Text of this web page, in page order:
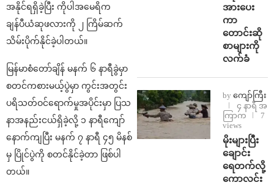
အနိုင်ရရှိခဲ့ပြီး ကိုပါအမေရိက
ချန်ပီယံဆုဖလားကို ၂ ကြိမ်ဆက်
သိမ်းပိုက်နိုင်ခဲ့ပါတယ်။
မြန်မာစံတော်ချိန် မနက် ၆ နာရီခွဲမှာ
စတင်ကစားမယ့်ပွဲမှာ ကွင်းအတွင်း
ပရိသတ်ဝင်ရောက်မှုအပိုင်းမှာ ပြသ
နာအနည်းငယ်ရှိခဲ့လို့ ၁ နာရီကျော်
နောက်ကျပြီး မနက် ၇ နာရီ ၄၅ မိနစ်
မှ ပြိုင်ပွဲကို စတင်နိုင်ခဲ့တာ ဖြစ်ပါ
တယ်။
အားပေး
ကာ
တောင်းဆို
စာများကို
လက်ခံ
by ကျော်ကြီး
၄ နာရီ အ
ကြာက
7
views
⁨မိုးများပြီး
ချောင်း
ရေတက်လို့
ကောလင်း